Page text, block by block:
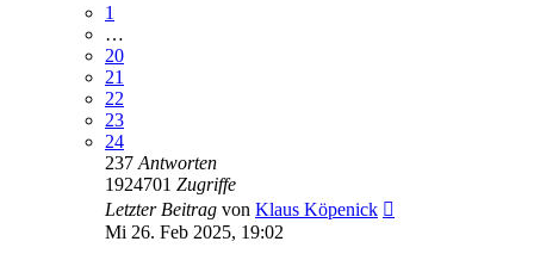
1
…
20
21
22
23
24
237 Antworten
1924701 Zugriffe
Letzter Beitrag von Klaus Köpenick
Mi 26. Feb 2025, 19:02